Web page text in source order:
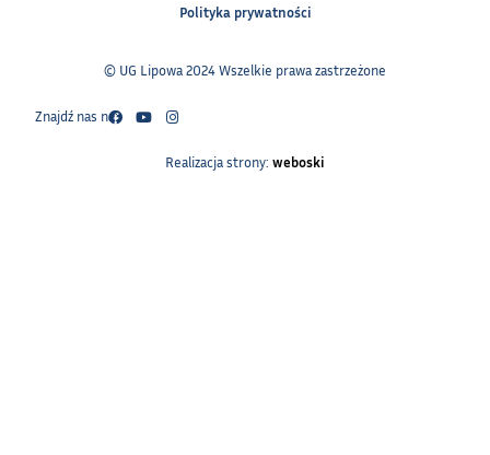
Polityka prywatności
© UG Lipowa 2024 Wszelkie prawa zastrzeżone
Znajdź nas na:
Realizacja strony: weboski